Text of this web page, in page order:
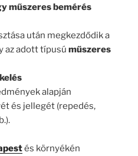
műszeres bemérés
után megkezdődik a
az adott típusú műszeres
alapján
és jellegét (repedés,
és környékén